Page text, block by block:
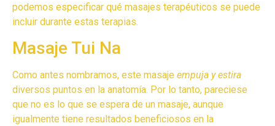
podemos especificar qué masajes terapéuticos se puede
incluir durante estas terapias.
Masaje Tui Na
Como antes nombramos, este masaje empuja y estira
diversos puntos en la anatomía. Por lo tanto, pareciese
que no es lo que se espera de un masaje, aunque
igualmente tiene resultados beneficiosos en la